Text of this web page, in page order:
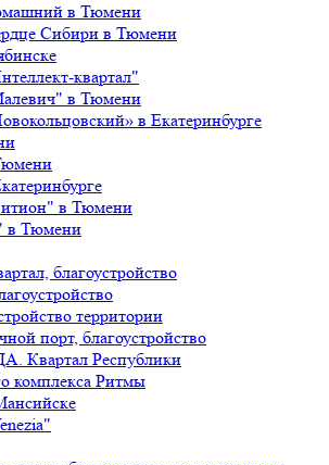
в Тюмени
Сибири в Тюмени
квартал"
в Тюмени
в Екатеринбурге
в Тюмени
в Тюмени
благоустройство
территории
порт, благоустройство
Квартал Республики
комплекса Ритмы